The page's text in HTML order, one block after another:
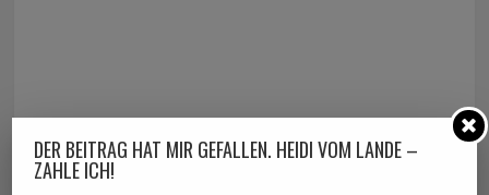
DER BEITRAG HAT MIR GEFALLEN. HEIDI VOM LANDE –
ZAHLE ICH!